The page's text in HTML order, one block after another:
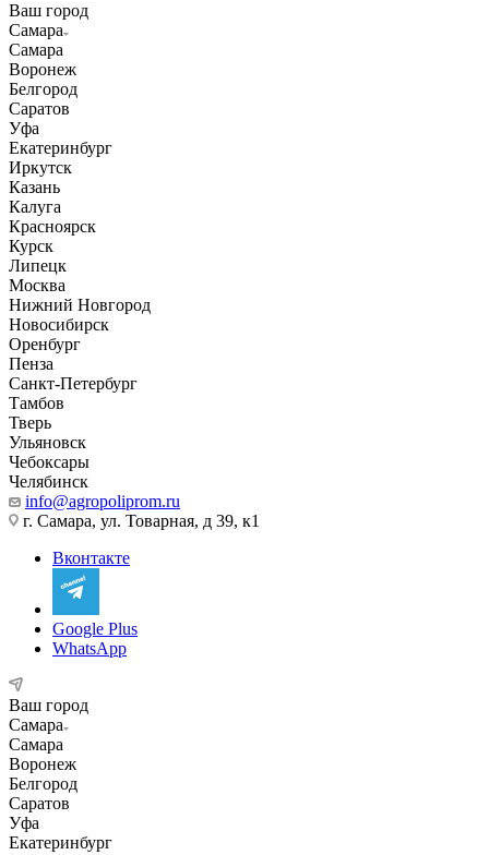
Ваш город
Самара
Самара
Воронеж
Белгород
Саратов
Уфа
Екатеринбург
Иркутск
Казань
Калуга
Красноярск
Курск
Липецк
Москва
Нижний Новгород
Новосибирск
Оренбург
Пенза
Санкт-Петербург
Тамбов
Тверь
Ульяновск
Чебоксары
Челябинск
info@agropoliprom.ru
г. Самара, ул. Товарная, д 39, к1
Вконтакте
Google Plus
WhatsApp
Ваш город
Самара
Самара
Воронеж
Белгород
Саратов
Уфа
Екатеринбург